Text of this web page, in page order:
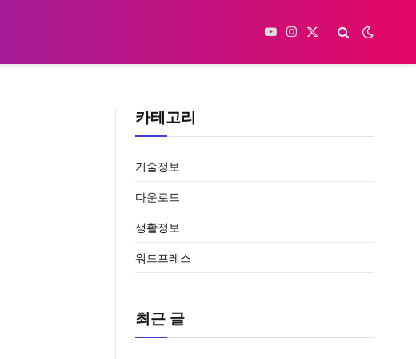
YouTubeInstagram
X
카테고리
기술정보
다운로드
생활정보
워드프레스
최근 글